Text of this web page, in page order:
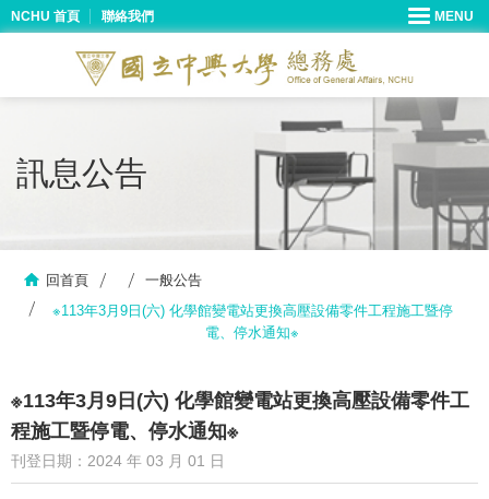
NCHU 首頁 聯絡我們
訊息公告
回首頁
一般公告
※113年3月9日(六) 化學館變電站更換高壓設備零件工程施工暨停
電、停水通知※
※113年3月9日(六) 化學館變電站更換高壓設備零件工
程施工暨停電、停水通知※
刊登日期：2024 年 03 月 01 日